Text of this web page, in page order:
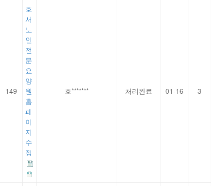
149
호
서
노
인
전
문
요
양
원
홈
페
이
지
수
정
호******* 처리완료 01-16 3